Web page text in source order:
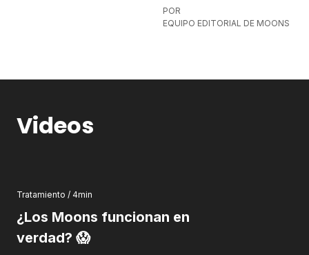
POR
EQUIPO EDITORIAL DE MOONS
Videos
Tratamiento / 4min
¿Los Moons funcionan en
verdad? 😱